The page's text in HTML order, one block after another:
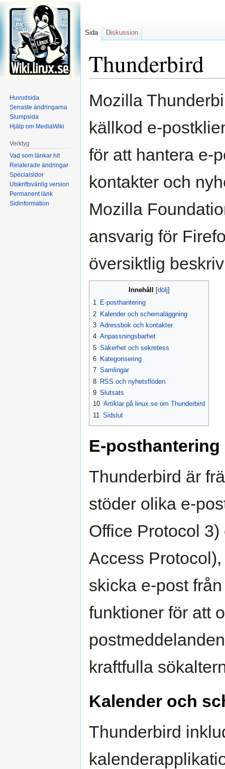
Thunderbird
till
till
Mozilla
källkod e-
för att hantera e-
kontakter och
Mozilla
ansvarig för
översiktlig
Innehåll
1 E-posthantering
2 Kalender och schemaläggning
3 Adressbok och kontakter
4 Anpassningsbarhet
5 Säkerhet och sekretess
6 Kategorisering
7 Samlingar
8 RSS och nyhetsflöden
9 Slutsats
10 Artiklar på linux.se om Thunderbird
11 Sidslut
E-posthantering
Thunderbird är
stöder olika e-
Office Protocol
Access
skicka e-post
funktioner för att
kraftfulla
Kalender och
Thunderbird
Sida Diskussion
Huvudsida
Senaste ändringarna
Slumpsida
Hjälp om MediaWiki
Verktyg
Vad som länkar hit
Relaterade ändringar
Specialsidor
Utskriftsvänlig version
Permanent länk
Sidinformation